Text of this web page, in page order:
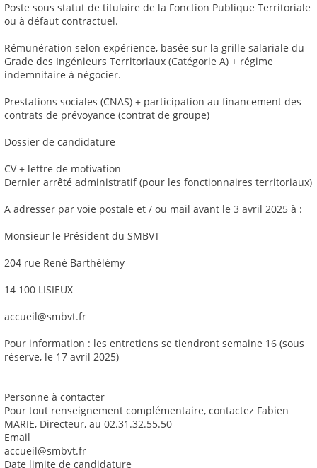
Poste sous statut de titulaire de la Fonction Publique Territoriale
ou à défaut contractuel.
Rémunération selon expérience, basée sur la grille salariale du
Grade des Ingénieurs Territoriaux (Catégorie A) + régime
indemnitaire à négocier.
Prestations sociales (CNAS) + participation au financement des
contrats de prévoyance (contrat de groupe)
Dossier de candidature
CV + lettre de motivation
Dernier arrêté administratif (pour les fonctionnaires territoriaux)
A adresser par voie postale et / ou mail avant le 3 avril 2025 à :
Monsieur le Président du SMBVT
204 rue René Barthélémy
14 100 LISIEUX
accueil@smbvt.fr
Pour information : les entretiens se tiendront semaine 16 (sous
réserve, le 17 avril 2025)
Personne à contacter
Pour tout renseignement complémentaire, contactez Fabien
MARIE, Directeur, au 02.31.32.55.50
Email
accueil@smbvt.fr
Date limite de candidature